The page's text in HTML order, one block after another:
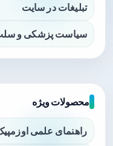
تبلیغات در سایت
سیاست پزشکی و
محصولات ویژه
راهنمای علمی